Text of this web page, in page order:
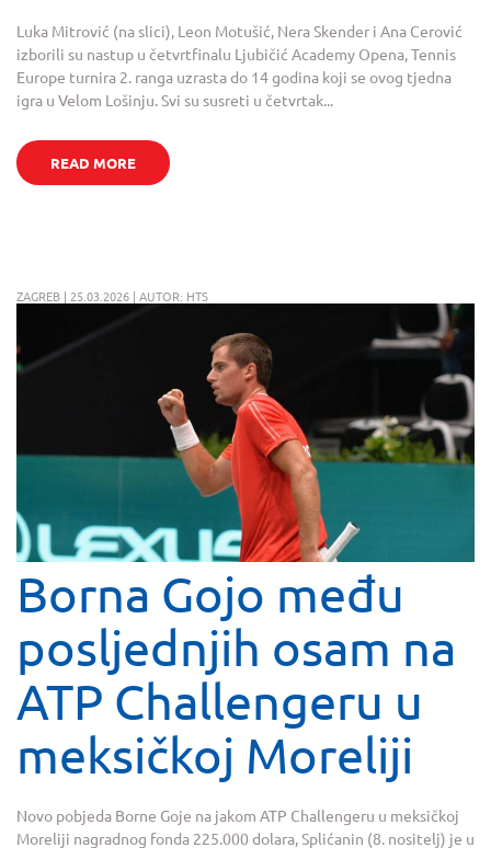
Luka Mitrović (na slici), Leon Motušić, Nera Skender i Ana Cerović
izborili su nastup u četvrtfinalu Ljubičić Academy Opena, Tennis
Europe turnira 2. ranga uzrasta do 14 godina koji se ovog tjedna
igra u Velom Lošinju. Svi su susreti u četvrtak...
READ MORE
ZAGREB | 25.03.2026 | AUTOR: HTS
Borna Gojo među
posljednjih osam na
ATP Challengeru u
meksičkoj Moreliji
Novo pobjeda Borne Goje na jakom ATP Challengeru u meksičkoj
Moreliji nagradnog fonda 225.000 dolara, Splićanin (8. nositelj) je u